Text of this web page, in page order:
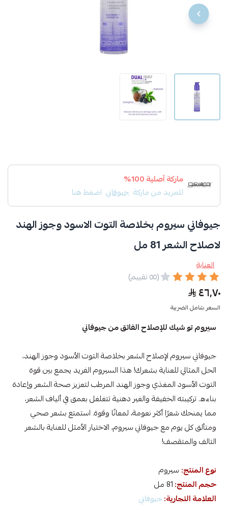
ماركة أصلية 100%
للمزيد من ماركة جيوفاني اضغط هنا
جيوفاني سيروم بخلاصة التوت الاسود وجوز الهند
لاصلاح الشعر 81 مل
العناية
(٥٥ تقييم)
٤٦٫٧٠
السعر شامل الضريبة
سيروم تو شيك للإصلاح الفائق من جيوفاني
جيوفاني سيروم لإصلاح الشعر بخلاصة التوت الأسود وجوز الهند،
الحل المثالي للعناية بشعرك! هذا السيروم الفريد يجمع بين قوة
التوت الأسود المغذي وجوز الهند المرطب لتعزيز صحة الشعر وإعادة
بناءه. تركيبته الخفيفة والغير دهنية تتغلغل بعمق في ألياف الشعر،
مما يمنحك شعرًا أكثر نعومة، لمعانًا وقوة. استمتع بشعر صحي
ومتألق كل يوم مع جيوفاني سيروم، الاختيار الأمثل للعناية بالشعر
التالف والمتقصف!
نوع المنتج: سيروم
حجم المنتج:81 مل
العلامة التجارية:جيوفاني